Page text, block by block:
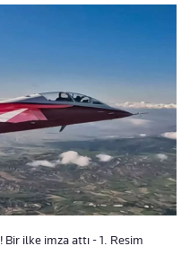
Bir ilke imza attı - 1. Resim